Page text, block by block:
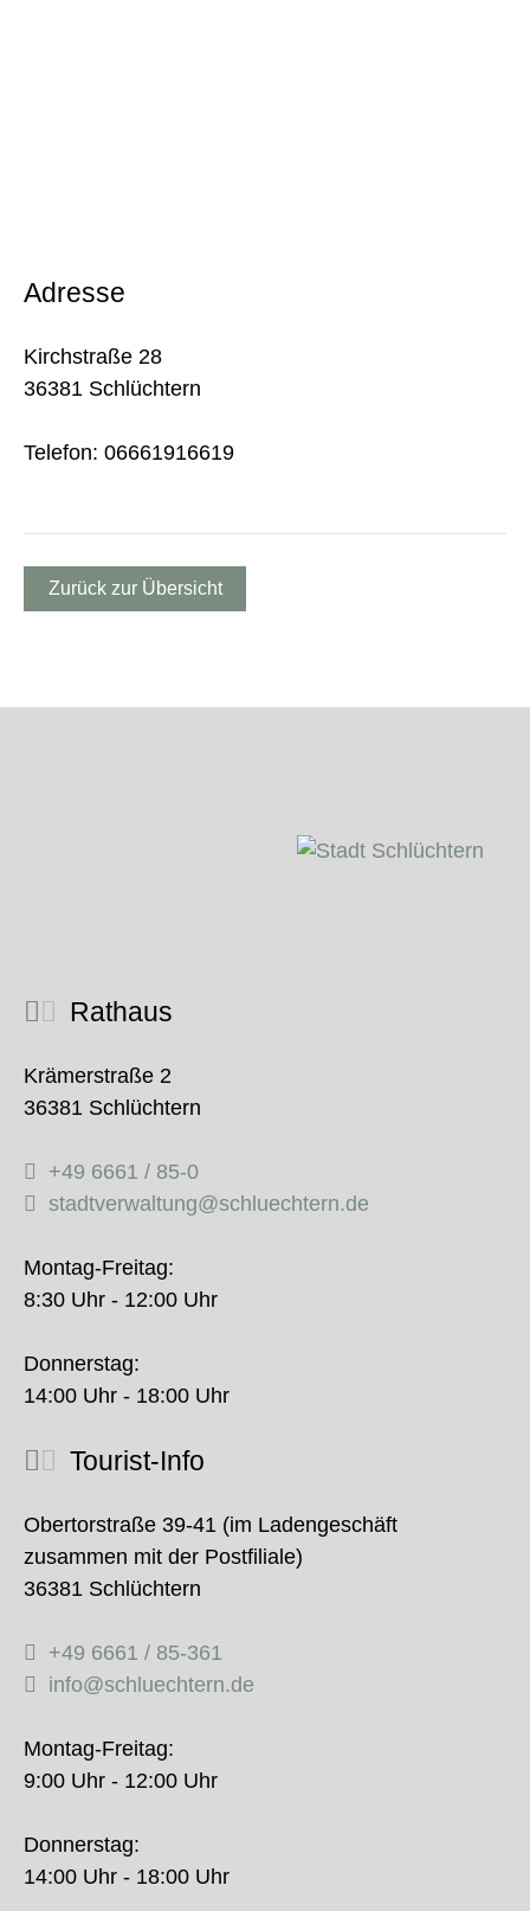
Adresse
Kirchstraße 28
36381 Schlüchtern
Telefon: 06661916619
Zurück zur Übersicht
Rathaus
Krämerstraße 2
36381 Schlüchtern
+49 6661 / 85-0
stadtverwaltung@schluechtern.de
Montag-Freitag:
8:30 Uhr - 12:00 Uhr
Donnerstag:
14:00 Uhr - 18:00 Uhr
Tourist-Info
Obertorstraße 39-41 (im Ladengeschäft
zusammen mit der Postfiliale)
36381 Schlüchtern
+49 6661 / 85-361
info@schluechtern.de
Montag-Freitag:
9:00 Uhr - 12:00 Uhr
Donnerstag:
14:00 Uhr - 18:00 Uhr